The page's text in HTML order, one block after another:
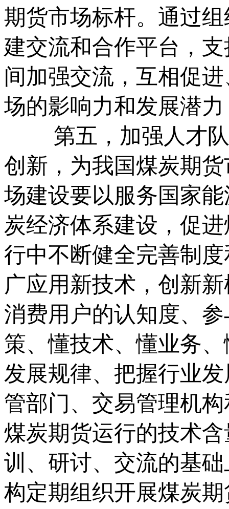
期货市场标杆。通过
建交流和合作平台，
间加强交流，互相促
场的影响力和发展潜
第五，加强人才队
创新，为我国煤炭期
场建设要以服务国家
炭经济体系建设，促
行中不断健全完善制
广应用新技术，创新
消费用户的认知度、
策、懂技术、懂业务
发展规律、把握行业
管部门、交易管理机
煤炭期货运行的技术
训、研讨、交流的基
构定期组织开展煤炭